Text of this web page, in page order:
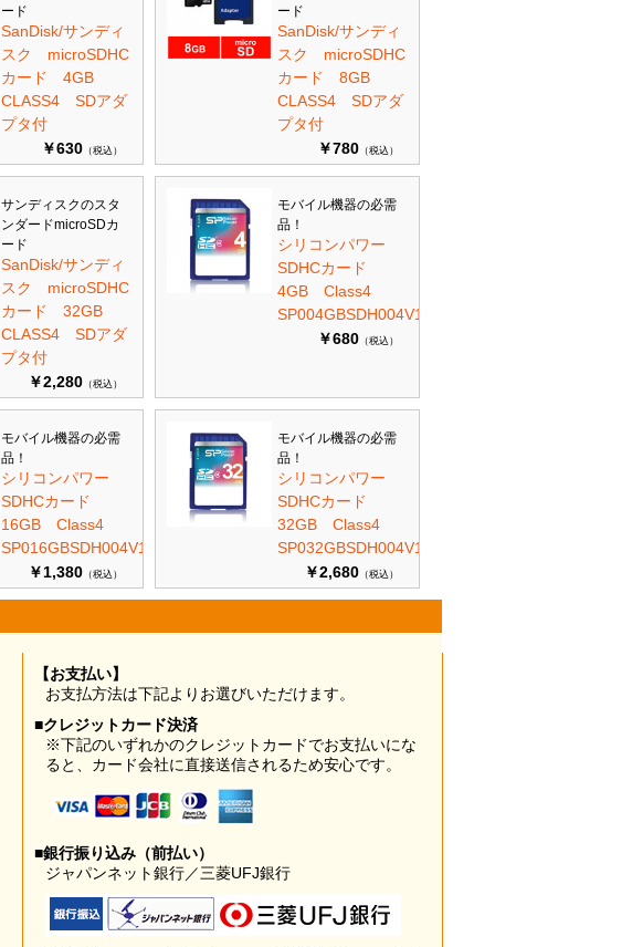
ード
SanDisk/サンディ
スク microSDHC
カード 4GB
CLASS4 SDアダ
プタ付
￥630 （税込）
ード
SanDisk/サンディ
スク microSDHC
カード 8GB
CLASS4 SDアダ
プタ付
￥780 （税込）
サンディスクのスタ
ンダードmicroSDカ
ード
SanDisk/サンディ
スク microSDHC
カード 32GB
CLASS4 SDアダ
プタ付
￥2,280 （税込）
モバイル機器の必需
品！
シリコンパワー
SDHCカード
4GB Class4
SP004GBSDH004V10
￥680 （税込）
モバイル機器の必需
品！
シリコンパワー
SDHCカード
16GB Class4
SP016GBSDH004V10
￥1,380 （税込）
モバイル機器の必需
品！
シリコンパワー
SDHCカード
32GB Class4
SP032GBSDH004V10
￥2,680 （税込）
【お支払い】
お支払方法は下記よりお選びいただけます。
■クレジットカード決済
※下記のいずれかのクレジットカードでお支払いにな
ると、カード会社に直接送信されるため安心です。
■銀行振り込み（前払い）
ジャパンネット銀行／三菱UFJ銀行